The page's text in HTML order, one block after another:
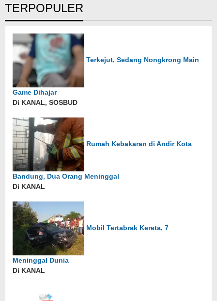
TERPOPULER
Terkejut, Sedang Nongkrong Main
Game Dihajar
Di KANAL, SOSBUD
Rumah Kebakaran di Andir Kota
Bandung, Dua Orang Meninggal
Di KANAL
Mobil Tertabrak Kereta, 7
Meninggal Dunia
Di KANAL